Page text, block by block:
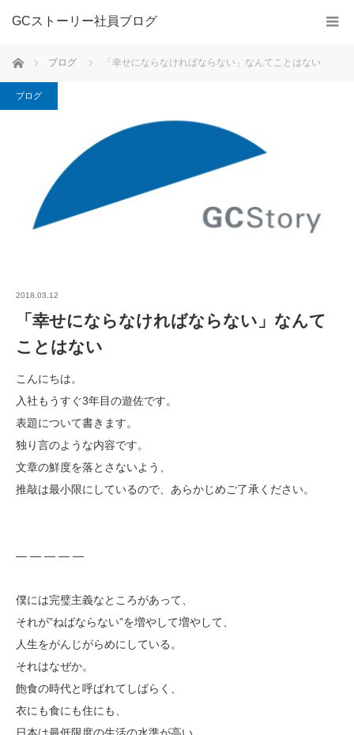
GCストーリー社員ブログ
ホーム ブログ 「幸せにならなければならない」なんてことはない
ブログ
2018.03.12
「幸せにならなければならない」なんて
ことはない
こんにちは。
入社もうすぐ3年目の遊佐です。
表題について書きます。
独り言のような内容です。
文章の鮮度を落とさないよう、
推敲は最小限にしているので、あらかじめご了承ください。
— — — — —
僕には完璧主義なところがあって、
それが”ねばならない”を増やして増やして、
人生をがんじがらめにしている。
それはなぜか。
飽食の時代と呼ばれてしばらく、
衣にも食にも住にも、